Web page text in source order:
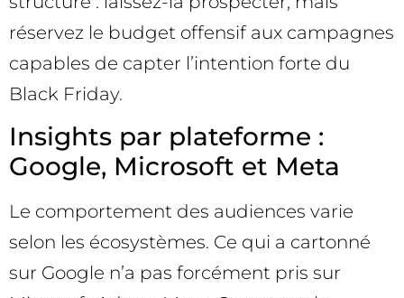
réservez le budget offensif aux campagnes
capables de capter l’intention forte du
Black Friday.
Insights par plateforme :
Google, Microsoft et Meta
Le comportement des audiences varie
selon les écosystèmes. Ce qui a cartonné
sur Google n’a pas forcément pris sur